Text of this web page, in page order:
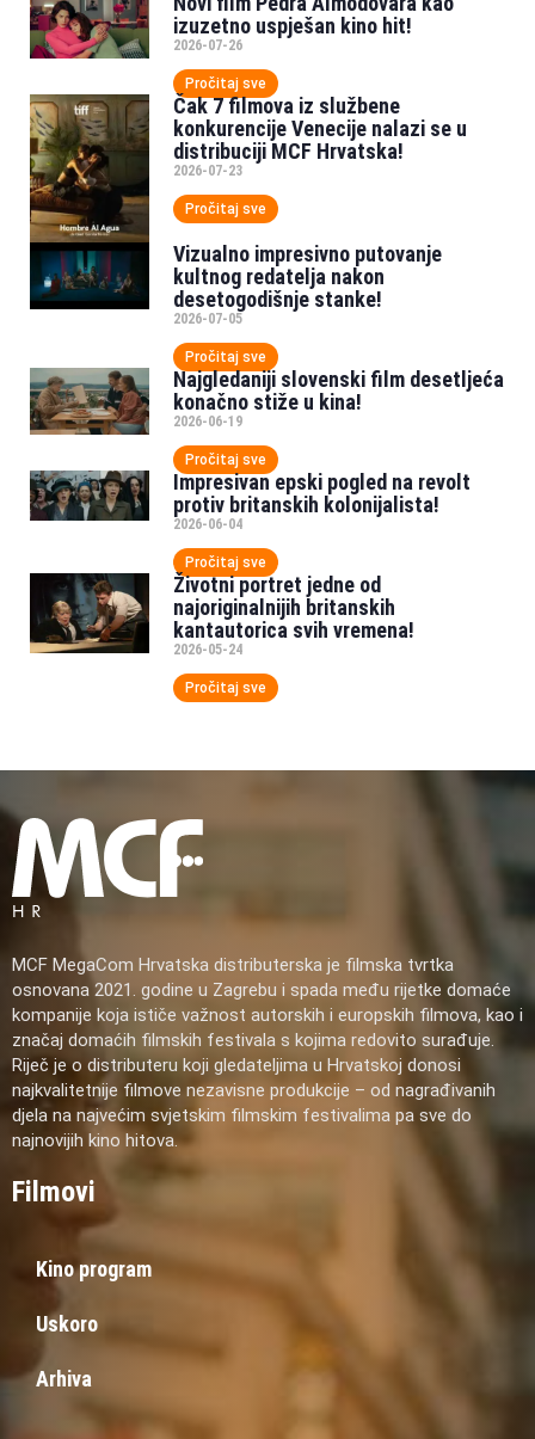
izuzetno uspješan kino hit!
2026-07-26
Pročitaj sve
Čak 7 filmova iz službene
konkurencije Venecije nalazi se u
distribuciji MCF Hrvatska!
2026-07-23
Pročitaj sve
Vizualno impresivno putovanje
kultnog redatelja nakon
desetogodišnje stanke!
2026-07-05
Pročitaj sve
Najgledaniji slovenski film desetljeća
konačno stiže u kina!
2026-06-19
Pročitaj sve
Impresivan epski pogled na revolt
protiv britanskih kolonijalista!
2026-06-04
Pročitaj sve
Životni portret jedne od
najoriginalnijih britanskih
kantautorica svih vremena!
2026-05-24
Pročitaj sve
MCF MegaCom Hrvatska distributerska je filmska tvrtka
osnovana 2021. godine u Zagrebu i spada među rijetke domaće
kompanije koja ističe važnost autorskih i europskih filmova, kao i
značaj domaćih filmskih festivala s kojima redovito surađuje.
Riječ je o distributeru koji gledateljima u Hrvatskoj donosi
najkvalitetnije filmove nezavisne produkcije – od nagrađivanih
djela na najvećim svjetskim filmskim festivalima pa sve do
najnovijih kino hitova.
Filmovi
Kino program
Uskoro
Arhiva